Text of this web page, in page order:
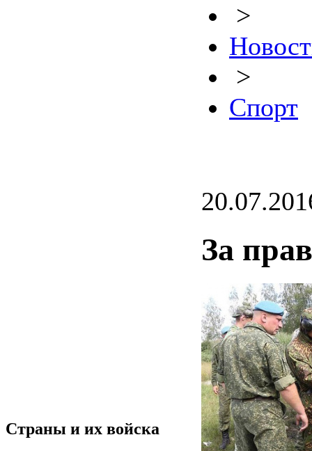
Страны и их войска
>
>
Спорт
За